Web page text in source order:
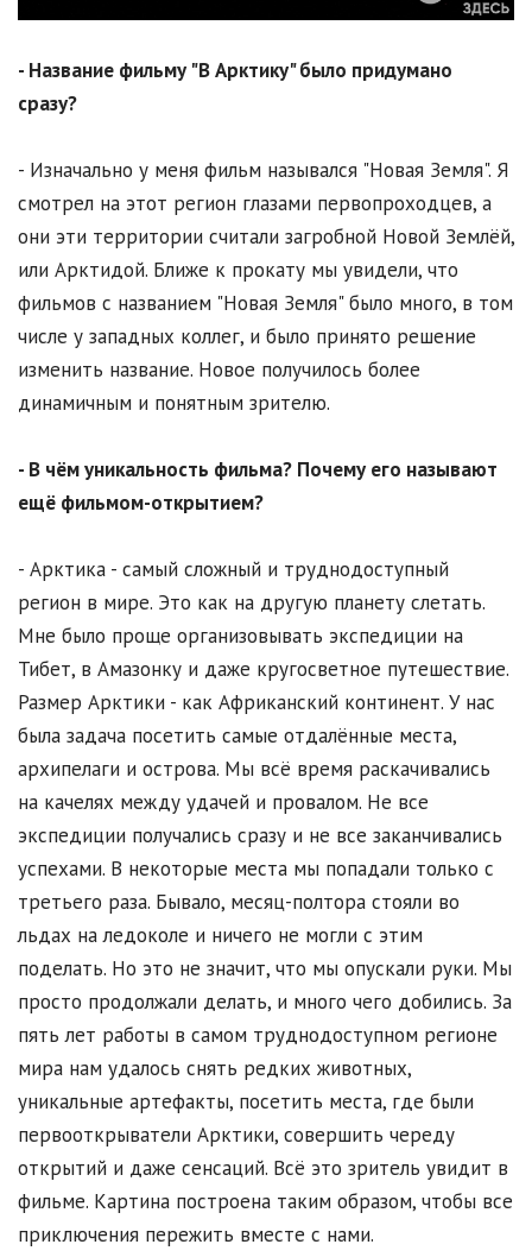
- Название фильму "В Арктику" было придумано
сразу?
- Изначально у меня фильм назывался "Новая Земля". Я
смотрел на этот регион глазами первопроходцев, а
они эти территории считали загробной Новой Землёй,
или Арктидой. Ближе к прокату мы увидели, что
фильмов с названием "Новая Земля" было много, в том
числе у западных коллег, и было принято решение
изменить название. Новое получилось более
динамичным и понятным зрителю.
- В чём уникальность фильма? Почему его называют
ещё фильмом-открытием?
- Арктика - самый сложный и труднодоступный
регион в мире. Это как на другую планету слетать.
Мне было проще организовывать экспедиции на
Тибет, в Амазонку и даже кругосветное путешествие.
Размер Арктики - как Африканский континент. У нас
была задача посетить самые отдалённые места,
архипелаги и острова. Мы всё время раскачивались
на качелях между удачей и провалом. Не все
экспедиции получались сразу и не все заканчивались
успехами. В некоторые места мы попадали только с
третьего раза. Бывало, месяц-полтора стояли во
льдах на ледоколе и ничего не могли с этим
поделать. Но это не значит, что мы опускали руки. Мы
просто продолжали делать, и много чего добились. За
пять лет работы в самом труднодоступном регионе
мира нам удалось снять редких животных,
уникальные артефакты, посетить места, где были
первооткрыватели Арктики, совершить череду
открытий и даже сенсаций. Всё это зритель увидит в
фильме. Картина построена таким образом, чтобы все
приключения пережить вместе с нами.